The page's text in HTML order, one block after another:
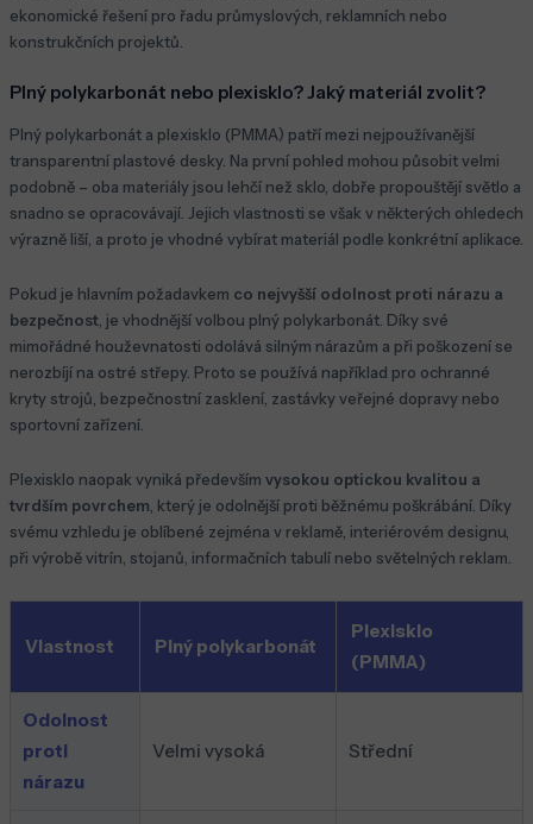
ekonomické řešení pro řadu průmyslových, reklamních nebo
konstrukčních projektů.
Plný polykarbonát nebo plexisklo? Jaký materiál zvolit?
Plný polykarbonát a plexisklo (PMMA) patří mezi nejpoužívanější
transparentní plastové desky. Na první pohled mohou působit velmi
podobně – oba materiály jsou lehčí než sklo, dobře propouštějí světlo a
snadno se opracovávají. Jejich vlastnosti se však v některých ohledech
výrazně liší, a proto je vhodné vybírat materiál podle konkrétní aplikace.
Pokud je hlavním požadavkem co nejvyšší odolnost proti nárazu a
bezpečnost , je vhodnější volbou plný polykarbonát. Díky své
mimořádné houževnatosti odolává silným nárazům a při poškození se
nerozbíjí na ostré střepy. Proto se používá například pro ochranné
kryty strojů, bezpečnostní zasklení, zastávky veřejné dopravy nebo
sportovní zařízení.
Plexisklo naopak vyniká především vysokou optickou kvalitou a
tvrdším povrchem , který je odolnější proti běžnému poškrábání. Díky
svému vzhledu je oblíbené zejména v reklamě, interiérovém designu,
při výrobě vitrín, stojanů, informačních tabulí nebo světelných reklam.
Vlastnost Plný polykarbonát
Plexisklo
(PMMA)
Odolnost
proti
nárazu
Velmi vysoká Střední